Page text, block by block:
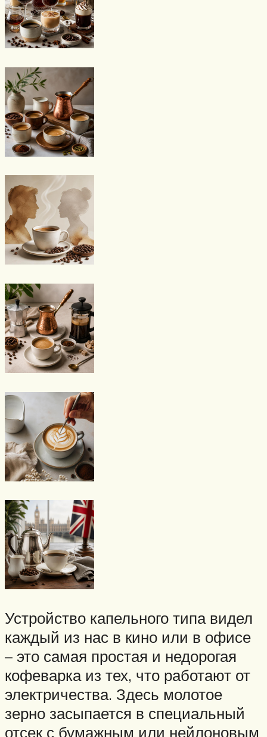
Устройство капельного типа видел
каждый из нас в кино или в офисе
– это самая простая и недорогая
кофеварка из тех, что работают от
электричества. Здесь молотое
зерно засыпается в специальный
отсек с бумажным или нейлоновым